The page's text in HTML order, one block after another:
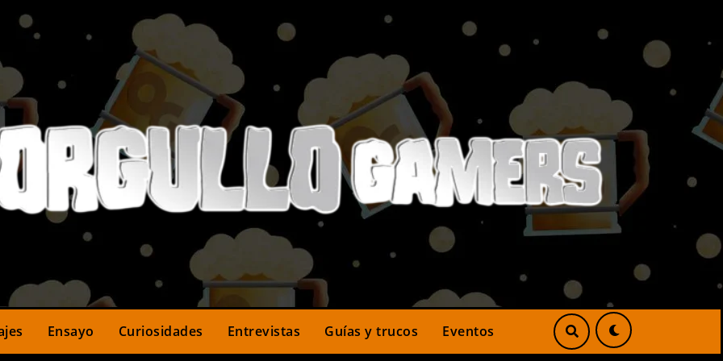
Ensayo Curiosidades Entrevistas Guías y trucos Eventos